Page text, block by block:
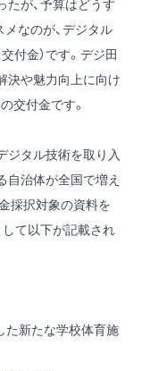
たが、予算はどうす
なのが、デジタル
付金）です。デジ田
決や魅力向上に向け
交付金です。
ジタル技術を取り入
自治体が全国で増え
採択対象の資料を
して以下が記載され
た新たな学校体育施